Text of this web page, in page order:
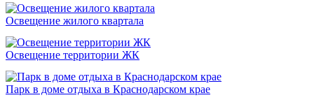
Освещение жилого квартала
Освещение территории ЖК
Парк в доме отдыха в Краснодарском крае